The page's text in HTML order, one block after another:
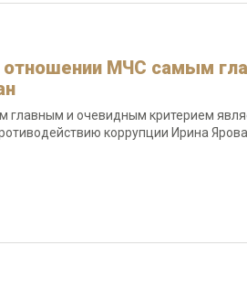
отношении МЧС самым
и очевидным критерием
коррупции Ирина